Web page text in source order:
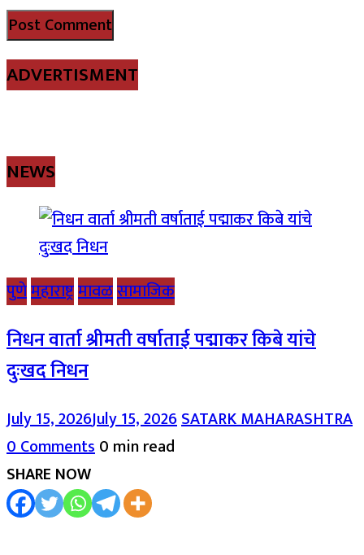
ADVERTISMENT
NEWS
पुणेमहाराष्ट्रमावळसामाजिक
निधन वार्ता श्रीमती वर्षाताई पद्माकर किबे यांचे
दुःखद निधन
July 15, 2026July 15, 2026SATARK MAHARASHTRA
0 Comments0 min read
SHARE NOW